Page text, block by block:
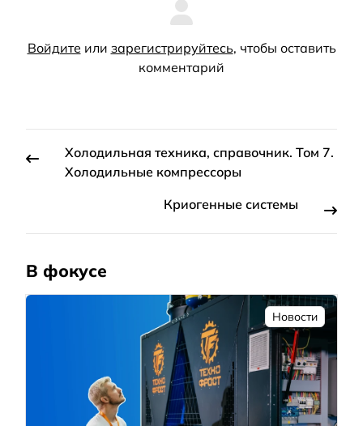
Войдите или зарегистрируйтесь, чтобы оставить
комментарий
Холодильная техника, справочник. Том 7.
Холодильные компрессоры
Криогенные системы
В фокусе
Новости